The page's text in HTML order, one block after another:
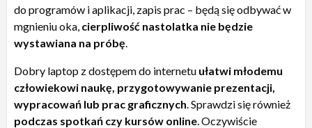
do programów i aplikacji, zapis prac – będą się odbywać w
mgnieniu oka, cierpliwość nastolatka nie będzie
wystawiana na próbę.
Dobry laptop z dostępem do internetu ułatwi młodemu
człowiekowi naukę, przygotowywanie prezentacji,
wypracowań lub prac graficznych. Sprawdzi się również
podczas spotkań czy kursów online. Oczywiście